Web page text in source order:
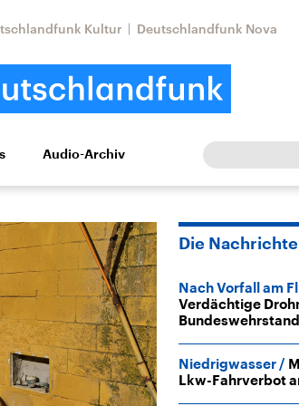
Kultur Deutschlandfunk Nova
Kultur Europa Gesellschaft
Lage und
Iran
Aktuelle Lage und
Audio-Archiv
Die
Nach Vorfall am
Verdächtige
Niedrigwasser
Lkw-Fahrverbot